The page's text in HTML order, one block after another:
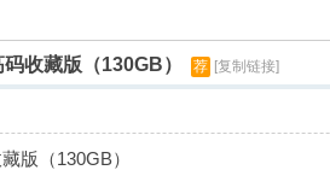
收藏版（130GB） 荐 [复制链接]
x265高码收藏版（130GB）